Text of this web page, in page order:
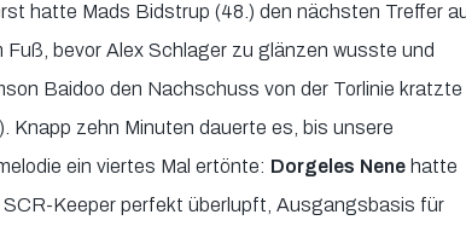
hatte Mads Bidstrup (48.) den nächsten Treffer
Fuß, bevor Alex Schlager zu glänzen wusste und
Baidoo den Nachschuss von der Torlinie kratzte
Knapp zehn Minuten dauerte es, bis unsere
ein viertes Mal ertönte: Dorgeles Nene hatte
SCR-Keeper perfekt überlupft, Ausgangsbasis für